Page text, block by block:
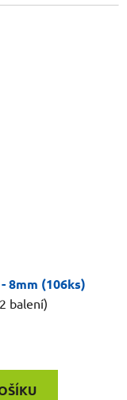
8mm (106ks)
balení)